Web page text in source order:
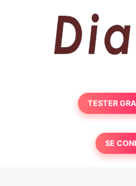
TESTER
SE